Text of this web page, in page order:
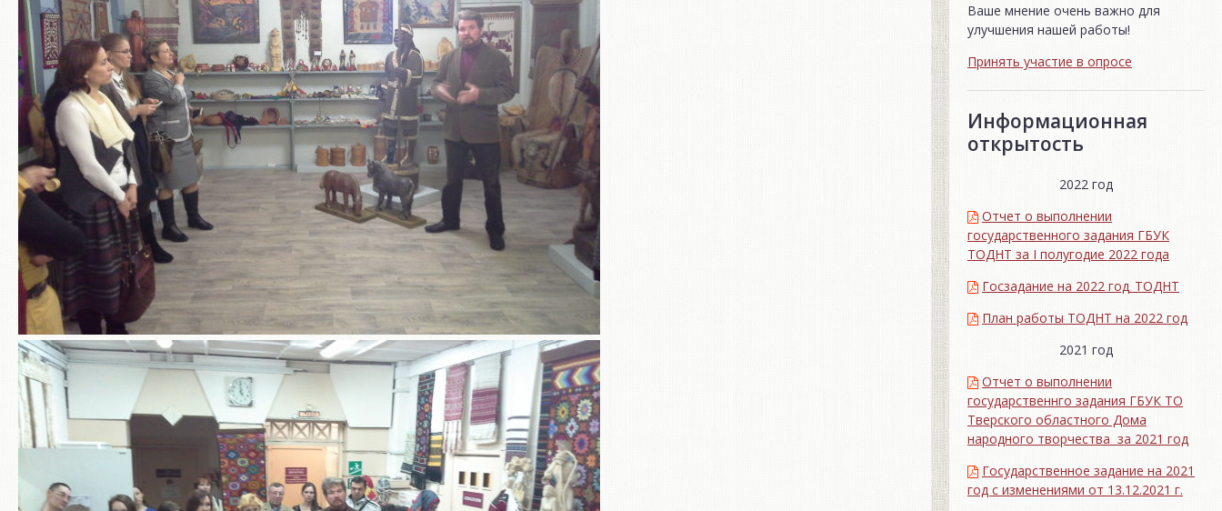
Ваше мнение очень важно для
улучшения нашей работы!
Принять участие в опросе
Информационная
открытость
2022 год
Отчет о выполнении
государственного задания ГБУК
ТОДНТ за I полугодие 2022 года
Госзадание на 2022 год_ТОДНТ
План работы ТОДНТ на 2022 год
2021 год
Отчет о выполнении
государственнго задания ГБУК ТО
Тверского областного Дома
народного творчества за 2021 год
Государственное задание на 2021
год с изменениями от 13.12.2021 г.